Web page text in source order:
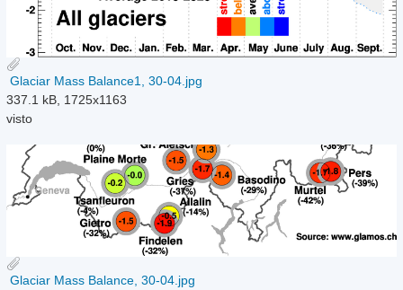
Glaciar Mass Balance1, 30-04.jpg
337.1 kB, 1725x1163
visto
Glaciar Mass Balance, 30-04.jpg